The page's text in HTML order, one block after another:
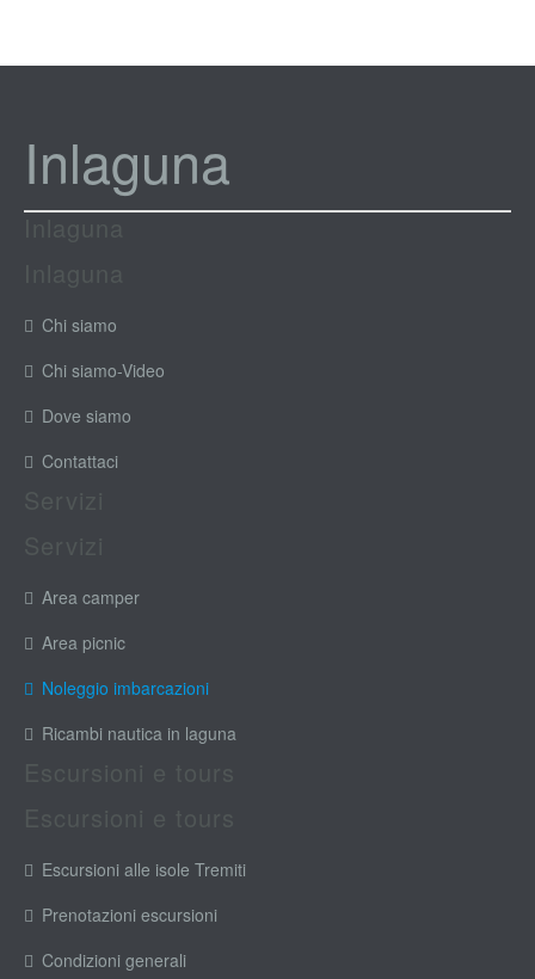
Inlaguna
Chi siamo
Chi siamo-Video
Dove siamo
Contattaci
Area camper
Area picnic
Noleggio imbarcazioni
Ricambi nautica in laguna
Escursioni alle isole Tremiti
Prenotazioni escursioni
Condizioni generali